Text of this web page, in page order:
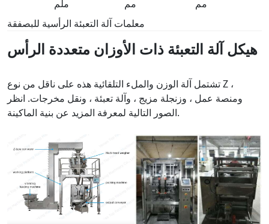
ملم مم
مم
معلمات آلة التعبئة الرأسية للبصفقة
هيكل آلة التعبئة ذات الأوزان متعددة الرأس
تشتمل آلة الوزن والملء التلقائية هذه على ناقل من نوع Z ،
ومنصة عمل ، وزنجلة مزيج ، وآلة تعبئة ، ونقل مخرجات. انظر
الصور التالية لمعرفة المزيد عن بنية الماكينة.